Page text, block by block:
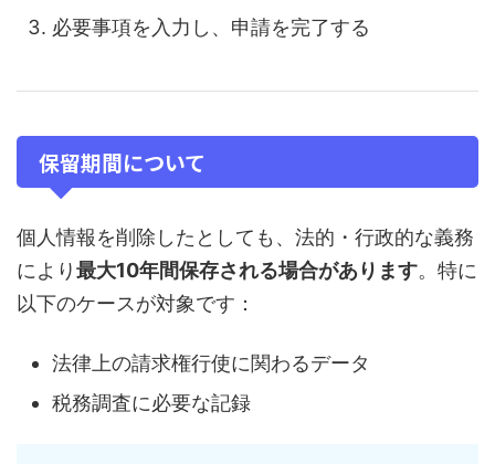
必要事項を入力し、申請を完了する
保留期間について
個人情報を削除したとしても、法的・行政的な義務
により最大10年間保存される場合があります。特に
以下のケースが対象です：
法律上の請求権行使に関わるデータ
税務調査に必要な記録